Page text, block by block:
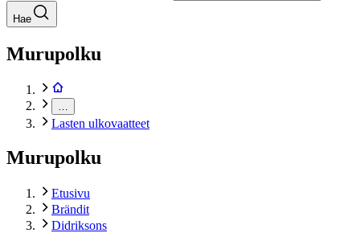
Hae
Murupolku
Lasten ulkovaatteet
Murupolku
Etusivu
Brändit
Didriksons